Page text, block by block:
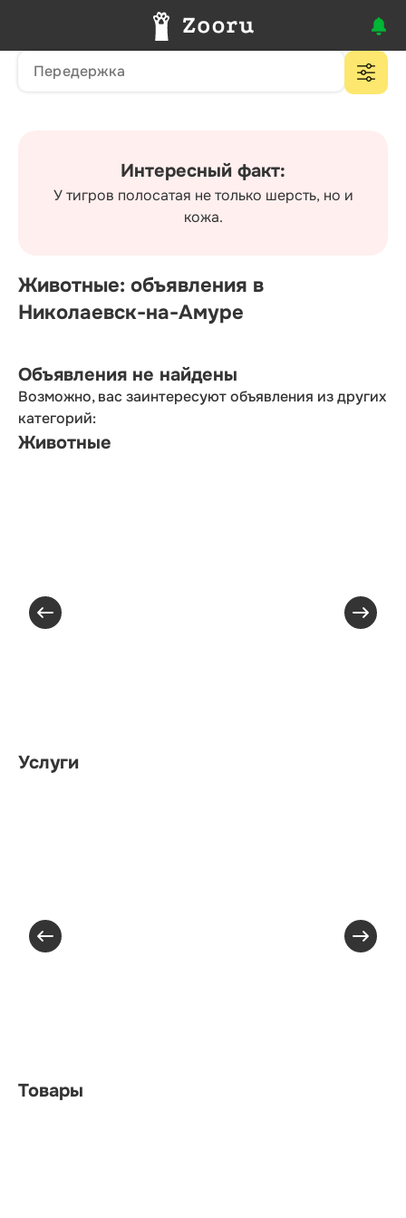
Интересный факт:
У тигров полосатая не только шерсть, но и
кожа.
Животные: объявления в
Николаевск-на-Амуре
Объявления не найдены
Возможно, вас заинтересуют объявления из других
категорий:
Животные
Услуги
Товары